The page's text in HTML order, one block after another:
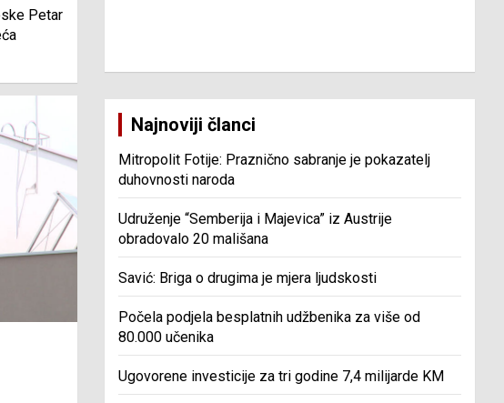
Petar
Najnoviji članci
Mitropolit Fotije: Praznično sabranje je pokazatelj
duhovnosti naroda
Udruženje “Semberija i Majevica” iz Austrije
obradovalo 20 mališana
Savić: Briga o drugima je mjera ljudskosti
Počela podjela besplatnih udžbenika za više od
80.000 učenika
Ugovorene investicije za tri godine 7,4 milijarde KM